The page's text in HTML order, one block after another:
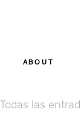
ABOUT
Todas las